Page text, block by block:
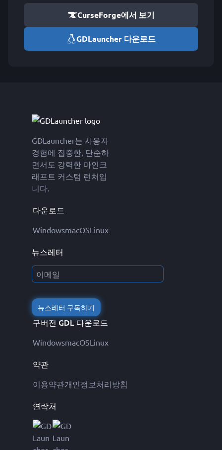
CurseForge에서 보기
GDLauncher 다운로드
GDLauncher는 사용자
경험에 집중한, 단순하
면서도 강력한 마인크
래프트 커스텀 런처입
니다.
다운로드
WindowsmacOSLinux
뉴스레터
뉴스레터 구독하기
구버전 GDL 다운로드
WindowsmacOSLinux
약관
이용약관개인정보처리방침
연락처